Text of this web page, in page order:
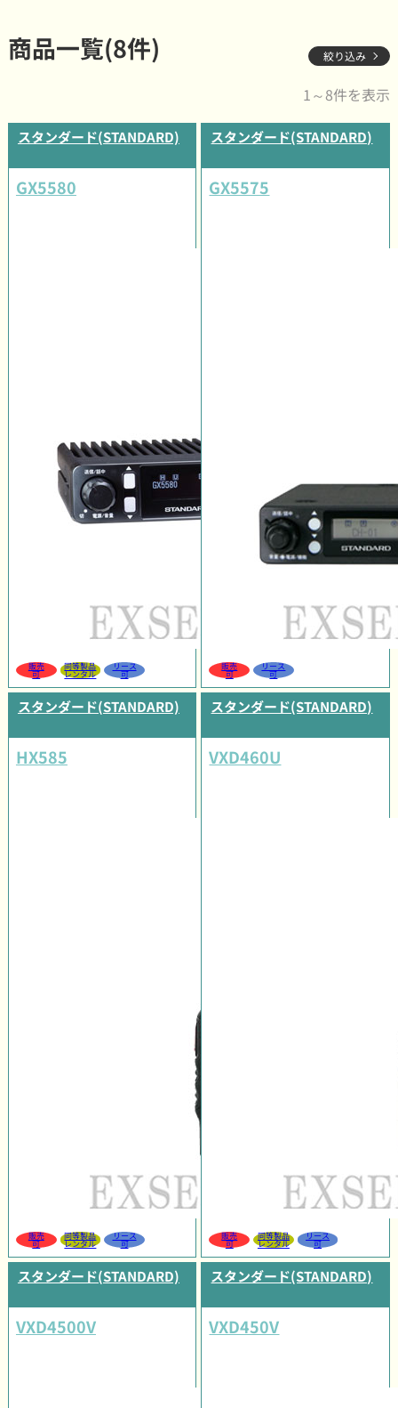
商品一覧(8件) 絞り込み
1～8件を表示
スタンダード(STANDARD)
GX5580
販売
可
同等製品
レンタル
リース
可
スタンダード(STANDARD)
GX5575
販売
可
リース
可
スタンダード(STANDARD)
HX585
販売
可
同等製品
レンタル
リース
可
スタンダード(STANDARD)
VXD460U
販売
可
同等製品
レンタル
リース
可
スタンダード(STANDARD)
VXD4500V
スタンダード(STANDARD)
VXD450V